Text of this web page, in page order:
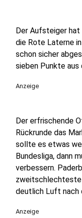
Der Aufsteiger
die Rote Laterne
schon sicher
sieben Punkte aus
Anzeige
Der erfrischende
Rückrunde das
sollte es etwas
Bundesliga, dann
verbessern.
zweitschlechteste
deutlich Luft nach
Anzeige